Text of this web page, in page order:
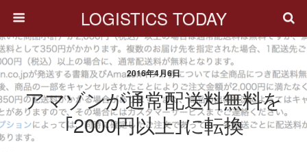
LOGISTICS TODAY
2016年4月6日
アマゾンが通常配送料無料を
｢2000円以上｣に転換